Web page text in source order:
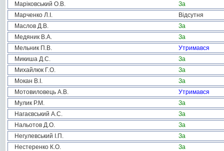
Маріковський О.В.
За
Марченко Л.І.
Відсутня
Маслов Д.В.
За
Медяник В.А.
За
Мельник П.В.
Утримався
Микиша Д.С.
За
Михайлюк Г.О.
За
Мокан В.І.
За
Мотовиловець А.В.
Утримався
Мулик Р.М.
За
Нагаєвський А.С.
За
Нальотов Д.О.
За
Негулевський І.П.
За
Нестеренко К.О.
За